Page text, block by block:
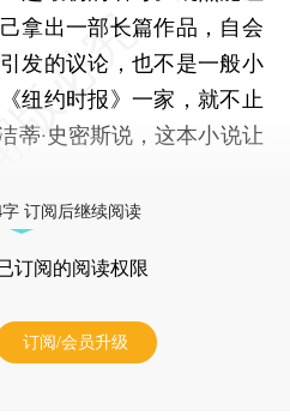
拿出一部长篇作品，自会
发的议论，也不是一般小
纽约时报》一家，就不止
蒂·史密斯说，这本小说让
订阅后继续阅读
订阅的阅读权限
订阅/会员升级